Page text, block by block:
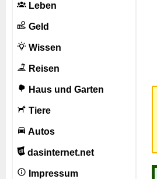
Leben
Geld
Wissen
Reisen
Haus und Garten
Tiere
Autos
dasinternet.net
Impressum